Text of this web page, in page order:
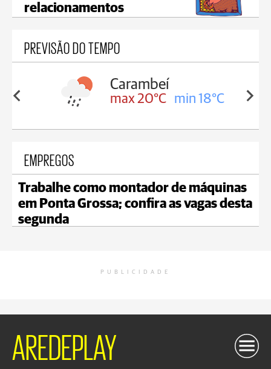
relacionamentos
PREVISÃO DO TEMPO
18°C
Carambeí
max 20°C min 18°C
EMPREGOS
Trabalhe como montador de máquinas
em Ponta Grossa; confira as vagas desta
segunda
PUBLICIDADE
AREDEPLAY